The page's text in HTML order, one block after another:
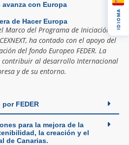
avanza con Europa
de Hacer Europa
Marco del Programa de Iniciación a
ha contado con el apoyo del
del fondo Europeo FEDER. La
contribuir al desarrollo Internacional
y de su entorno.
FEDER
para la mejora de la
la creación y el
de Canarias.
IDIOMA